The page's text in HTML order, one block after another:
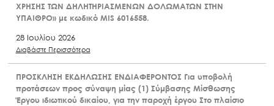
ΧΡΗΣΗΣ ΤΩΝ ΔΗΛΗΤΗΡΙΑΣΜΕΝΩΝ ΔΟΛΩΜΑΤΩΝ ΣΤΗΝ
ΥΠΑΙΘΡΟ» με κωδικό MIS 6016558.
28 Ιουλίου 2026
Διαβάστε Περισσότερα
ΠΡΟΣΚΛΗΣΗ ΕΚΔΗΛΩΣΗΣ ΕΝΔΙΑΦΕΡΟΝΤΟΣ Για υποβολή
προτάσεων προς σύναψη μίας (1) Σύμβασης Μίσθωσης
Έργου ιδιωτικού δικαίου, για την παροχή έργου Στο πλαίσιο